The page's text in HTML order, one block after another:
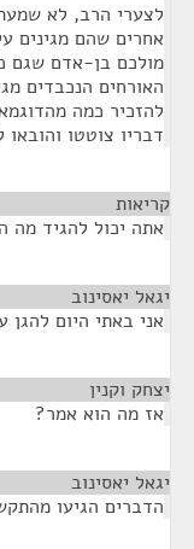
לצערי הרב, לא
אחרים שהם מגינים
מולכם בן-אדם שגם
האורחים הנכבדים
להזכיר כמה
דבריו צוטטו
קריאות
אתה יכול להגיד
יגאל יאסינוב
אני באתי היום להגן
יצחק וקנין
אז מה הוא אמר?
יגאל יאסינוב
הדברים הגיעו